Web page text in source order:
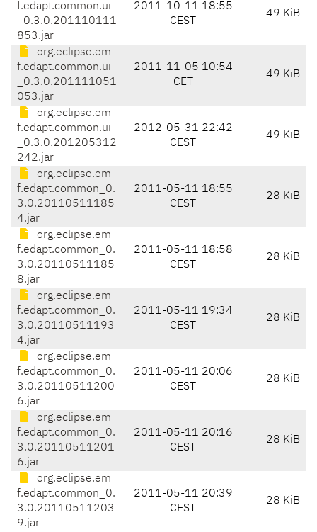
f.edapt.common.ui
_0.3.0.201110111
853.jar
2011-10-11 18:55
CEST
49 KiB
org.eclipse.em
f.edapt.common.ui
_0.3.0.201111051
053.jar
2011-11-05 10:54
CET
49 KiB
org.eclipse.em
f.edapt.common.ui
_0.3.0.201205312
242.jar
2012-05-31 22:42
CEST
49 KiB
org.eclipse.em
f.edapt.common_0.
3.0.20110511185
4.jar
2011-05-11 18:55
CEST
28 KiB
org.eclipse.em
f.edapt.common_0.
3.0.20110511185
8.jar
2011-05-11 18:58
CEST
28 KiB
org.eclipse.em
f.edapt.common_0.
3.0.20110511193
4.jar
2011-05-11 19:34
CEST
28 KiB
org.eclipse.em
f.edapt.common_0.
3.0.20110511200
6.jar
2011-05-11 20:06
CEST
28 KiB
org.eclipse.em
f.edapt.common_0.
3.0.20110511201
6.jar
2011-05-11 20:16
CEST
28 KiB
org.eclipse.em
f.edapt.common_0.
3.0.20110511203
9.jar
2011-05-11 20:39
CEST
28 KiB